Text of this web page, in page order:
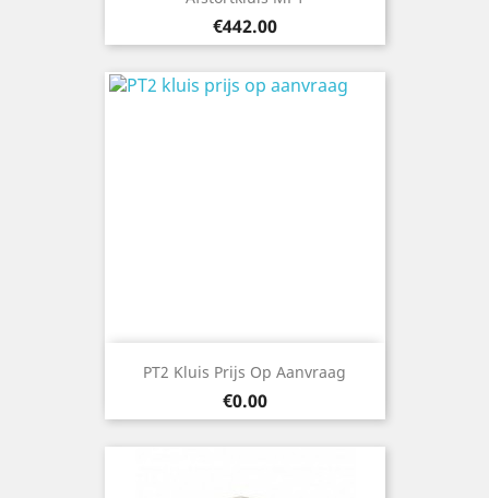
Price
€442.00
PT2 Kluis Prijs Op Aanvraag
Price
€0.00